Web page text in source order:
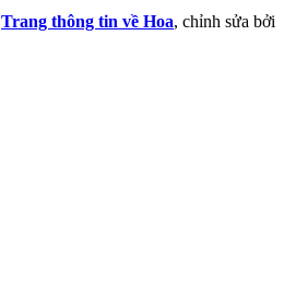
Trang thông tin về Hoa, chỉnh sửa bởi